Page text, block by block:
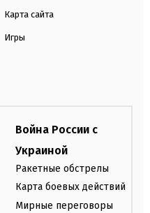
Карта сайта
Игры
Война России с
Украиной
Ракетные обстрелы
Карта боевых действий
Мирные переговоры